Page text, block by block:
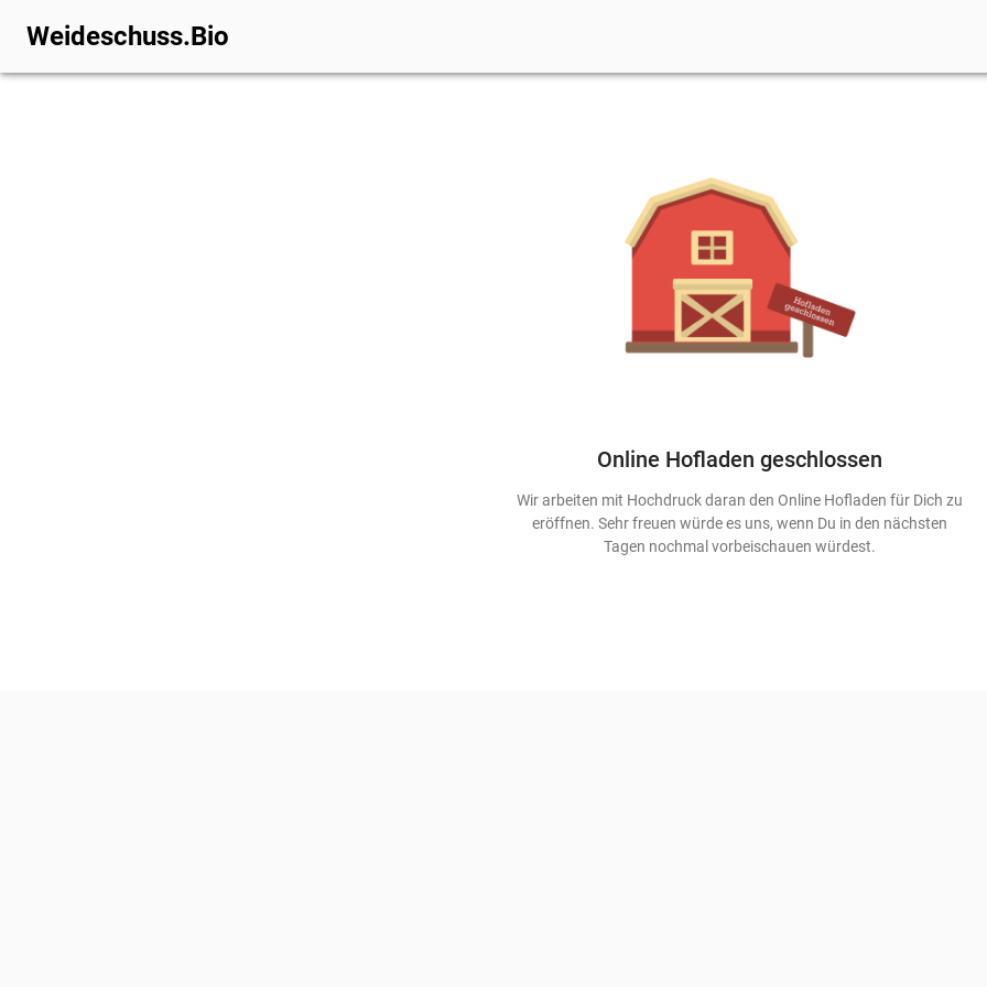
Weideschuss.Bio
Online Hofladen geschlossen
Wir arbeiten mit Hochdruck daran den Online Hofladen für Dich zu
eröffnen. Sehr freuen würde es uns, wenn Du in den nächsten
Tagen nochmal vorbeischauen würdest.